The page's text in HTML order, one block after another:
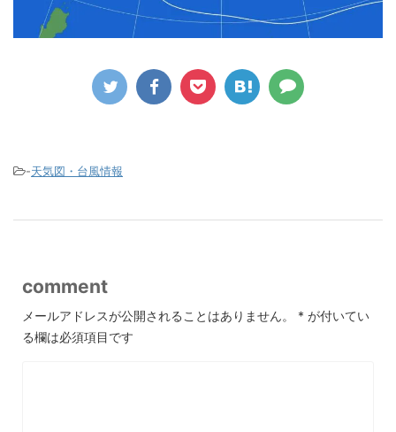
-天気図・台風情報
comment
メールアドレスが公開されることはありません。 * が付いてい
る欄は必須項目です